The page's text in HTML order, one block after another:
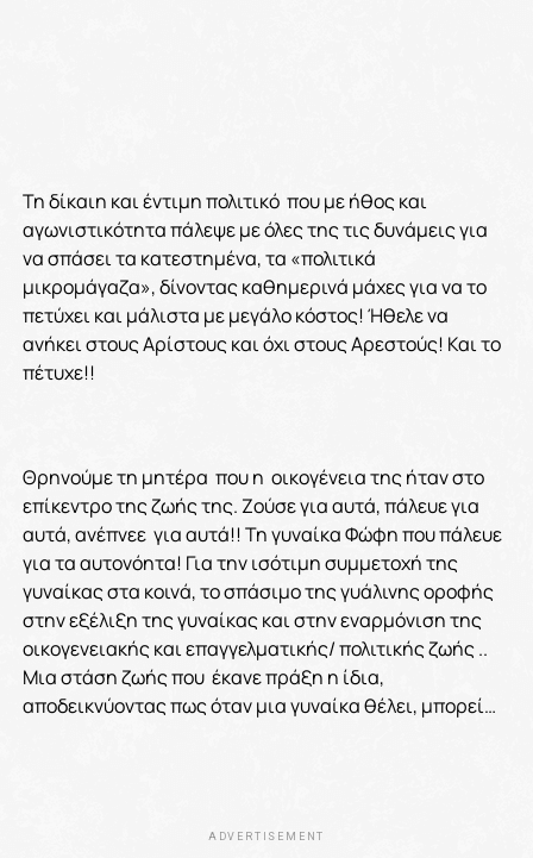
Τη δίκαιη και έντιμη πολιτικό που με ήθος και
αγωνιστικότητα πάλεψε με όλες της τις δυνάμεις για
να σπάσει τα κατεστημένα, τα «πολιτικά
μικρομάγαζα», δίνοντας καθημερινά μάχες για να το
πετύχει και μάλιστα με μεγάλο κόστος! Ήθελε να
ανήκει στους Αρίστους και όχι στους Αρεστούς! Και το
πέτυχε!!
Θρηνούμε τη μητέρα που η οικογένεια της ήταν στο
επίκεντρο της ζωής της. Ζούσε για αυτά, πάλευε για
αυτά, ανέπνεε για αυτά!! Τη γυναίκα Φώφη που πάλευε
για τα αυτονόητα! Για την ισότιμη συμμετοχή της
γυναίκας στα κοινά, το σπάσιμο της γυάλινης οροφής
στην εξέλιξη της γυναίκας και στην εναρμόνιση της
οικογενειακής και επαγγελματικής/ πολιτικής ζωής ..
Μια στάση ζωής που έκανε πράξη η ίδια,
αποδεικνύοντας πως όταν μια γυναίκα θέλει, μπορεί…
ADVERTISEMENT